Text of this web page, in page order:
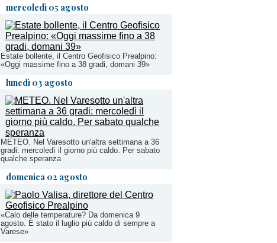
mercoledì 05 agosto
Estate bollente, il Centro Geofisico Prealpino:
«Oggi massime fino a 38 gradi, domani 39»
lunedì 03 agosto
METEO. Nel Varesotto un'altra settimana a 36
gradi: mercoledì il giorno più caldo. Per sabato
qualche speranza
domenica 02 agosto
«Calo delle temperature? Da domenica 9
agosto. È stato il luglio più caldo di sempre a
Varese»